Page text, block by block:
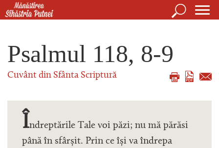
Mergi la conţinutul principal
Căutare
Psalmul 118, 8-9
Cuvânt din Sfânta Scriptură
Îndreptările Tale voi păzi; nu mă părăsi
până în sfârșit. Prin ce își va îndrepa